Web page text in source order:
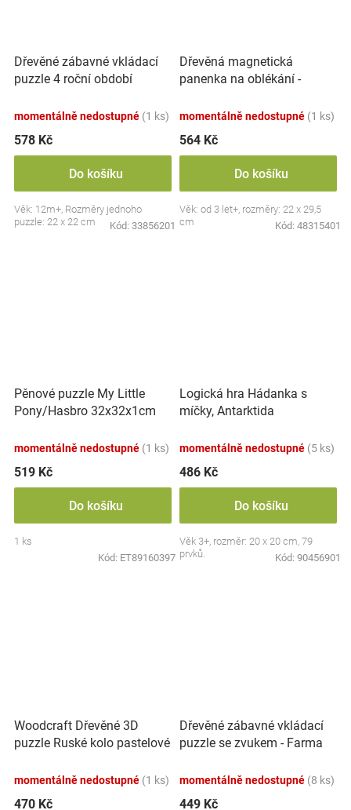
Dřevěné zábavné vkládací
puzzle 4 roční období
momentálně nedostupné (1 ks)
578 Kč
Do košíku
Věk: 12m+, Rozměry jednoho
puzzle: 22 x 22 cm
Kód: 33856201
Dřevěná magnetická
panenka na oblékání -
momentálně nedostupné (1 ks)
564 Kč
Do košíku
Věk: od 3 let+, rozměry: 22 x 29,5
cm
Kód: 48315401
Pěnové puzzle My Little
Pony/Hasbro 32x32x1cm
momentálně nedostupné (1 ks)
519 Kč
Do košíku
1 ks
Kód: ET89160397
Logická hra Hádanka s
míčky, Antarktida
momentálně nedostupné (5 ks)
486 Kč
Do košíku
Věk 3+, rozměr: 20 x 20 cm, 79
prvků.
Kód: 90456901
Woodcraft Dřevěné 3D
puzzle Ruské kolo pastelové
momentálně nedostupné (1 ks)
470 Kč
Dřevěné zábavné vkládací
puzzle se zvukem - Farma
momentálně nedostupné (8 ks)
449 Kč